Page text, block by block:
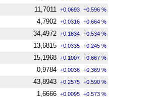
11,7011 +0.0693 +0.596 %
4,7902 +0.0316 +0.664 %
34,4972 +0.1834 +0.534 %
13,6815 +0.0335 +0.245 %
15,1968 +0.1007 +0.667 %
0,9784 +0.0036 +0.369 %
43,8943 +0.2575 +0.590 %
1,6666 +0.0095 +0.573 %